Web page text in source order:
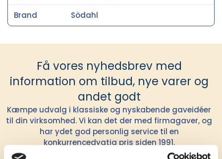
Brand Södahl
Få vores nyhedsbrev med
information om tilbud, nye varer og
andet godt
Kæmpe udvalg i klassiske og nyskabende gaveidéer
til din virksomhed. Vi kan det der med firmagaver, og
har ydet god personlig service til en
konkurrencedygtig pris siden 1991.